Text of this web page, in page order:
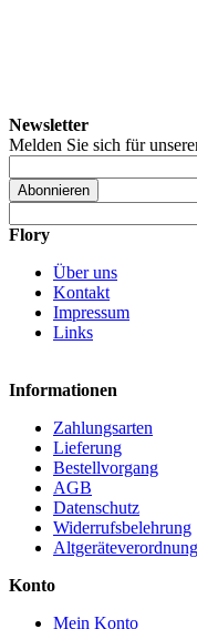
Newsletter
Melden Sie sich für
Abonnieren
Flory
Über uns
Kontakt
Impressum
Links
Informationen
Zahlungsarten
Lieferung
Bestellvorgang
AGB
Datenschutz
Widerrufsbelehrung
Altgeräteverordnung
Konto
Mein Konto